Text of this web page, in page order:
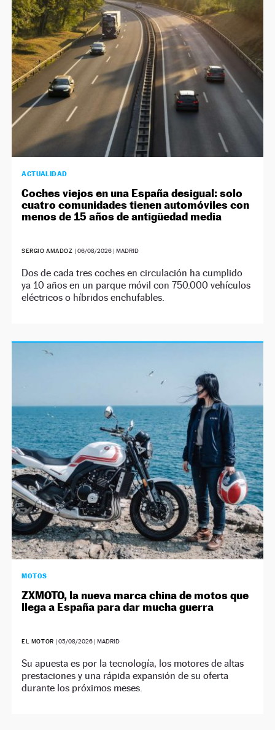
NEWSLETTER
SÍGUENOS
ACTUALIDAD
Coches viejos en una España desigual: solo
cuatro comunidades tienen automóviles con
menos de 15 años de antigüedad media
SERGIO AMADOZ | 06/08/2026| MADRID
Dos de cada tres coches en circulación ha cumplido
ya 10 años en un parque móvil con 750.000 vehículos
eléctricos o híbridos enchufables.
MOTOS
ZXMOTO, la nueva marca china de motos que
llega a España para dar mucha guerra
EL MOTOR | 05/08/2026| MADRID
Su apuesta es por la tecnología, los motores de altas
prestaciones y una rápida expansión de su oferta
durante los próximos meses.